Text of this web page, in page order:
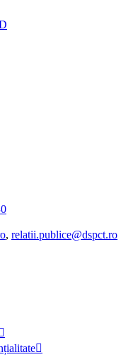
, relatii.publice@dspct.ro

